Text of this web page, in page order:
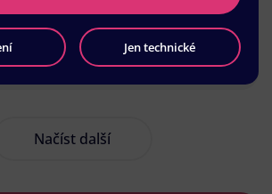
Načíst další
Jen technické